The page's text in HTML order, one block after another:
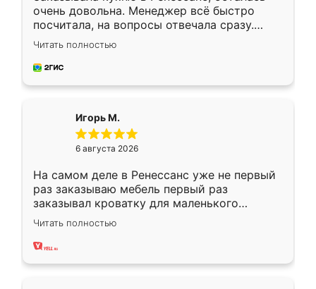
очень довольна. Менеджер всё быстро
посчитала, на вопросы отвечала сразу.
Замерщик приехал в субботу, подошёл к
делу со всей ответственностью. Собрали
за день, ребята работали аккуратно, даже
Читать полностью
Игорь М.
6 августа 2026
На самом деле в Ренессанс уже не первый
раз заказываю мебель первый раз
заказывал кроватку для маленького
ребёнка при его рождении ,во второй раз
заказал шкаф-купе. По качеству очень
хорошее сборка достаточно быстрая,
Читать полностью